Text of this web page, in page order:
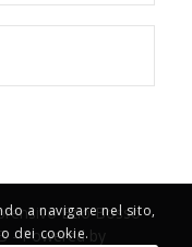
Ezio Bosso -
- Powered by
a navigare nel sito,
dei cookie.